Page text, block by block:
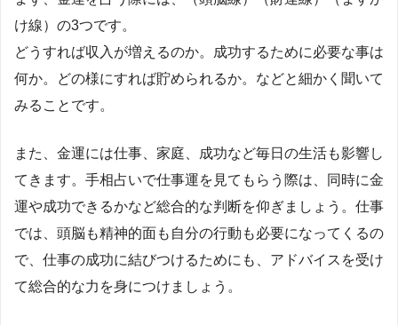
け線）の3つです。
どうすれば収入が増えるのか。成功するために必要な事は
何か。どの様にすれば貯められるか。などと細かく聞いて
みることです。
また、金運には仕事、家庭、成功など毎日の生活も影響し
てきます。手相占いで仕事運を見てもらう際は、同時に金
運や成功できるかなど総合的な判断を仰ぎましょう。仕事
では、頭脳も精神的面も自分の行動も必要になってくるの
で、仕事の成功に結びつけるためにも、アドバイスを受け
て総合的な力を身につけましょう。